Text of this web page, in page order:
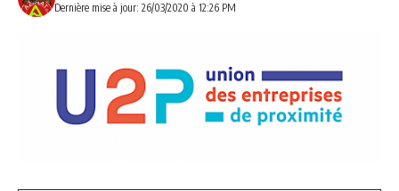
Dernière mise à jour: 26/03/2020 à 12:26 PM